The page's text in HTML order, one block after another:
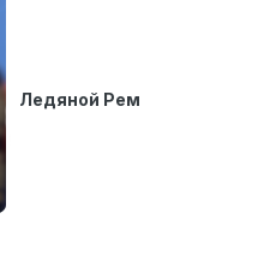
Ледяной Рем